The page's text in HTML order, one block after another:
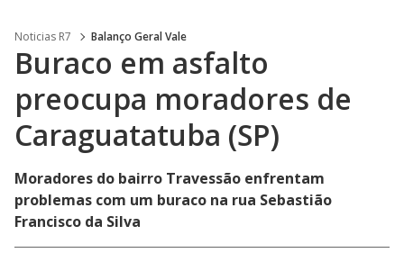
Noticias R7 Balanço Geral Vale
Buraco em asfalto
preocupa moradores de
Caraguatatuba (SP)
Moradores do bairro Travessão enfrentam
problemas com um buraco na rua Sebastião
Francisco da Silva